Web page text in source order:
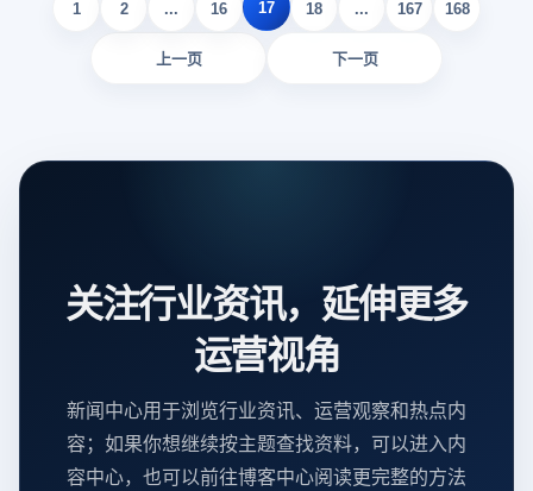
上一页
1 2 ... 16 17 18 ... 167 168
下一页
关注行业资讯，延伸更多
运营视角
新闻中心用于浏览行业资讯、运营观察和热点内
容；如果你想继续按主题查找资料，可以进入内
容中心，也可以前往博客中心阅读更完整的方法